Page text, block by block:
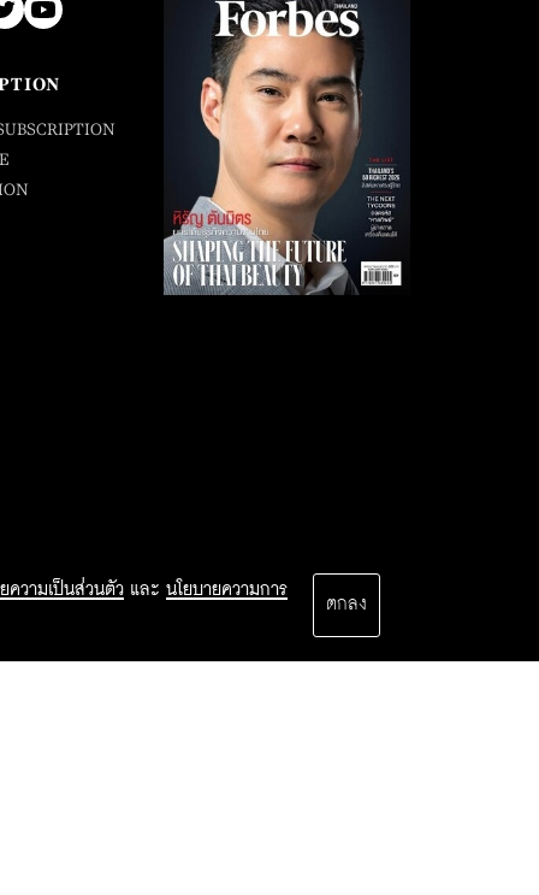
ความเป็นส่วนตัว และ นโยบายความการ
ตกลง